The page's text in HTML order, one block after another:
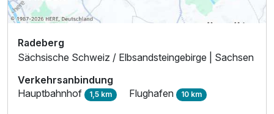
Radeberg
Sächsische Schweiz / Elbsandsteingebirge | Sachsen
Verkehrsanbindung
Hauptbahnhof 1,5 km Flughafen 10 km